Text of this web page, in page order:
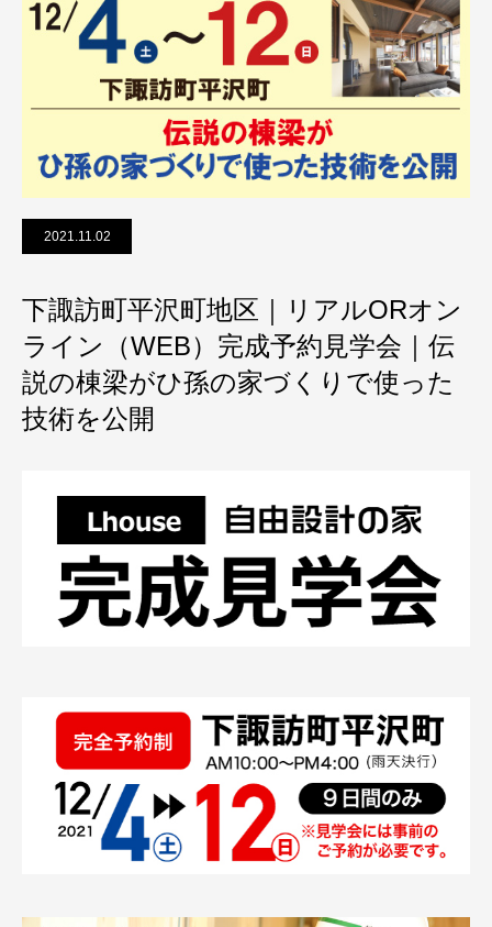
2021.11.02
下諏訪町平沢町地区｜リアルORオン
ライン（WEB）完成予約見学会｜伝
説の棟梁がひ孫の家づくりで使った
技術を公開